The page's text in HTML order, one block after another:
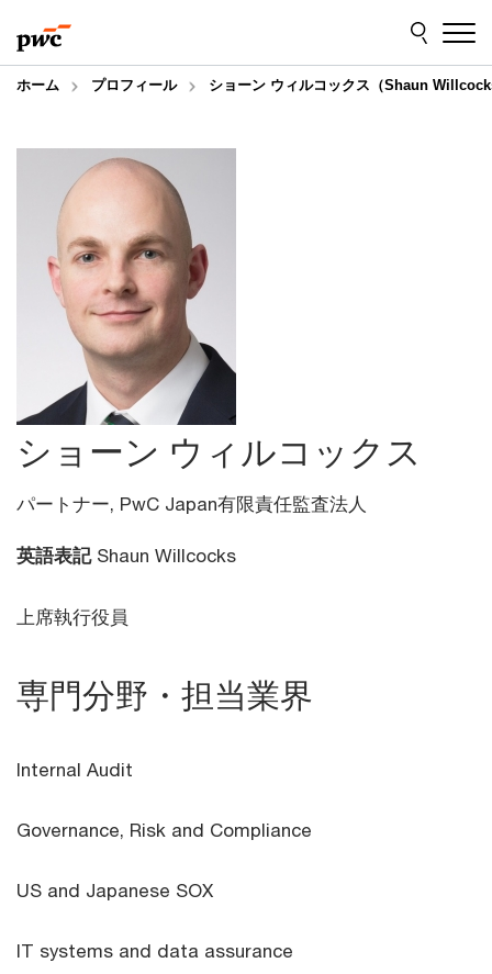
to
content
to
footer
ホーム プロフィール ショーン ウィルコックス（Shaun
ショーン ウィルコックス
パートナー, PwC Japan有限責任監査法人
英語表記 Shaun Willcocks
上席執行役員
専門分野・担当業界
Internal Audit
Governance, Risk and Compliance
US and Japanese SOX
IT systems and data assurance